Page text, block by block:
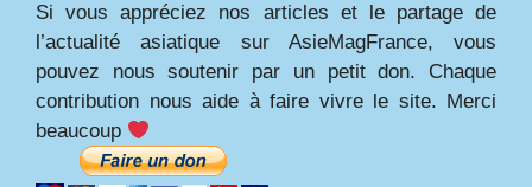
Si vous appréciez nos articles et le partage de
l’actualité asiatique sur AsieMagFrance, vous
pouvez nous soutenir par un petit don. Chaque
contribution nous aide à faire vivre le site. Merci
beaucoup